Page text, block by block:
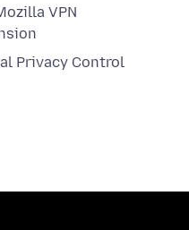
VPN
Privacy Control